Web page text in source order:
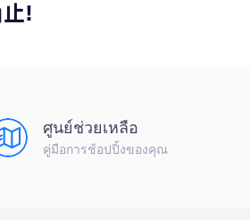
ศูนย์ช่วยเหลือ
คู่มือการช้อปปิ้งของคุณ